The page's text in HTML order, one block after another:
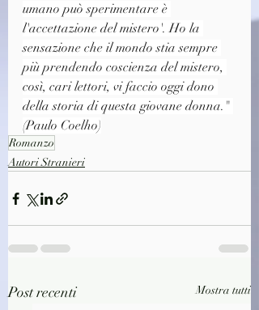
umano può sperimentare è
l'accettazione del mistero'. Ho la
sensazione che il mondo stia sempre
più prendendo coscienza del mistero,
così, cari lettori, vi faccio oggi dono
della storia di questa giovane donna."
(Paulo Coelho)
Romanzo
Autori Stranieri
Post recenti Mostra tutti